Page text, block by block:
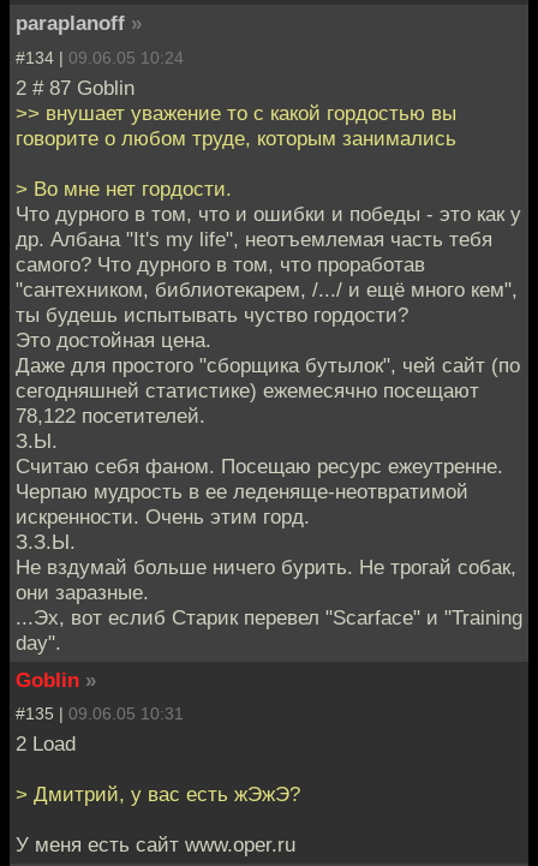
paraplanoff »
#134 | 09.06.05 10:24
2 # 87 Goblin
>> внушает уважение то с какой гордостью вы
говорите о любом труде, которым занимались
> Во мне нет гордости.
Что дурного в том, что и ошибки и победы - это как у
др. Албана "It's my life", неотъемлемая часть тебя
самого? Что дурного в том, что проработав
"сантехником, библиотекарем, /.../ и ещё много кем",
ты будешь испытывать чуство гордости?
Это достойная цена.
Даже для простого "сборщика бутылок", чей сайт (по
сегодняшней статистике) ежемесячно посещают
78,122 посетителей.
З.Ы.
Считаю себя фаном. Посещаю ресурс ежеутренне.
Черпаю мудрость в ее леденяще-неотвратимой
искренности. Очень этим горд.
З.З.Ы.
Не вздумай больше ничего бурить. Не трогай собак,
они заразные.
...Эх, вот еслиб Старик перевел "Scarface" и "Training
day".
Goblin »
#135 | 09.06.05 10:31
2 Load
> Дмитрий, у вас есть жЭжЭ?
У меня есть сайт www.oper.ru